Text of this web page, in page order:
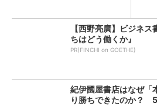
【西野亮廣】ビジネ
ちはどう働くか』
PR(FINCHI on GOETHE)
紀伊國屋書店はなぜ「
り勝ちできたのか？